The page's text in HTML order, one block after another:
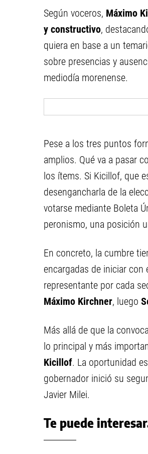
Según voceros, Máximo
y constructivo,
quiera en base a un
sobre presencias y
mediodía morenense.
Pese a los tres puntos
amplios. Qué va a pasar
los ítems. Si Kicillof, que
desengancharla de la
votarse mediante Boleta
peronismo, una posición
En concreto, la cumbre
encargadas de iniciar
representante por cada
Máximo Kirchner, luego
Más allá de que la
lo principal y más
Kicillof. La oportunidad
gobernador inició su
Javier Milei.
Te puede